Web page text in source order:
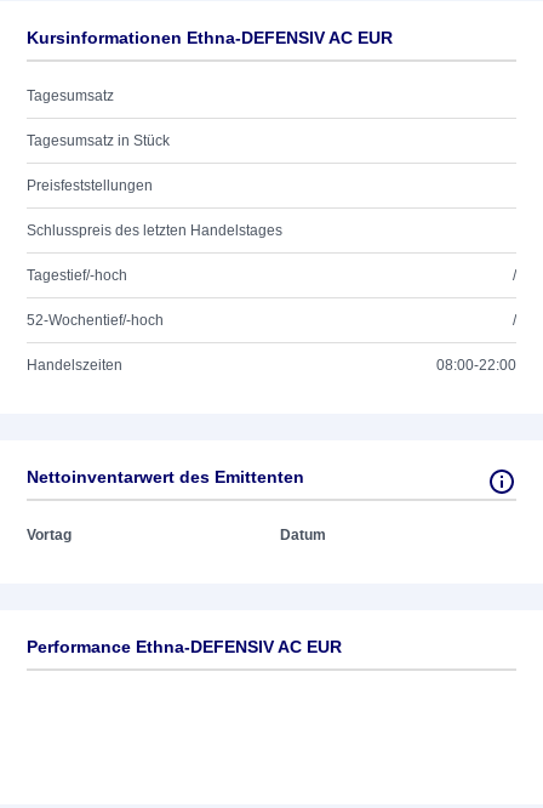
Kursinformationen Ethna-DEFENSIV AC EUR
Tagesumsatz
Tagesumsatz in Stück
Preisfeststellungen
Schlusspreis des letzten Handelstages
Tagestief/-hoch /
52-Wochentief/-hoch /
Handelszeiten 08:00-22:00
Nettoinventarwert des Emittenten
Vortag Datum
Performance Ethna-DEFENSIV AC EUR